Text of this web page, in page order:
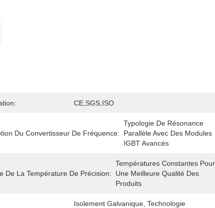
CE,SGS,ISO
Du Convertisseur De Fréquence:
Typologie De Résonance
Parallèle Avec Des Modules
IGBT Avancés
De La Température De Précision:
Températures Constantes Pour
Une Meilleure Qualité Des
Produits
Isolement Galvanique, Technologie